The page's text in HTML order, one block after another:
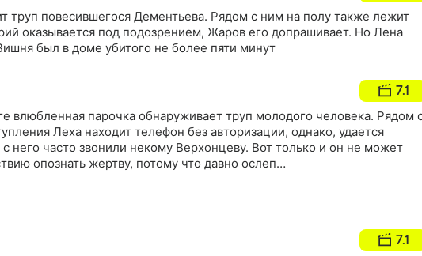
труп повесившегося Дементьева. Рядом с ним на полу также лежит
оказывается под подозрением, Жаров его допрашивает. Но Лена
был в доме убитого не более пяти минут
7.1
влюбленная парочка обнаруживает труп молодого человека. Рядом
Леха находит телефон без авторизации, однако, удается
с него часто звонили некому Верхонцеву. Вот только и он не может
опознать жертву, потому что давно ослеп…
7.1